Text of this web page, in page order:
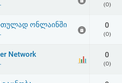
(0)
ონლაინში 0
(0)
Network 0
(0)